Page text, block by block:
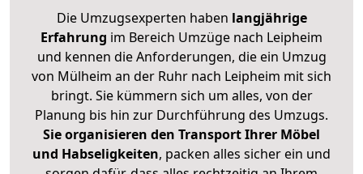
Die Umzugsexperten haben langjährige
Erfahrung im Bereich Umzüge nach Leipheim
und kennen die Anforderungen, die ein Umzug
von Mülheim an der Ruhr nach Leipheim mit sich
bringt. Sie kümmern sich um alles, von der
Planung bis hin zur Durchführung des Umzugs.
Sie organisieren den Transport Ihrer Möbel
und Habseligkeiten, packen alles sicher ein und